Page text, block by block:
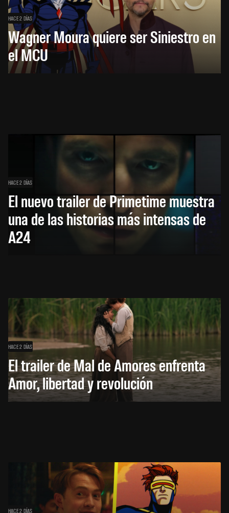
HACE 2 DÍAS
Wagner Moura quiere ser Siniestro en
el MCU
HACE 2 DÍAS
El nuevo trailer de Primetime muestra
una de las historias más intensas de
A24
HACE 2 DÍAS
El trailer de Mal de Amores enfrenta
Amor, libertad y revolución
HACE 2 DÍAS